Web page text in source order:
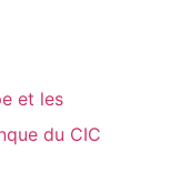
et les
du CIC